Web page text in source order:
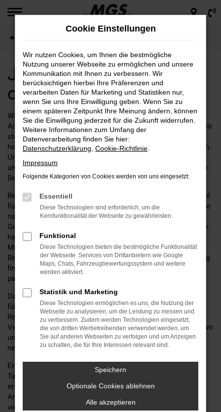
Zum
springen
Jeep Tageszulassung
online kaufen
Willkommen beiMotor Gruppe Sticht– Ihrem führenden
Autohaus für Jeep Tageszulassung! Seit vielen Jahren sind wir
stolz darauf, unseren Kunden eine umfassende Auswahl an
hochwertigen Fahrzeugen und erstklassigen Service zu bieten.
Unser Engagement für Qualität und Kundenzufriedenheit hat
uns zu einer vertrauenswürdigen Anlaufstelle für all Ihre Jeep-
Bedürfnisse gemacht.
Bei Motor Gruppe Sticht dreht sich alles um die perfekte Wahl
für Ihren nächsten Tageszulassung. Egal, ob Sie auf der Suche
nach einem eleganten Stadtflitzer, einem robusten
Geländewagen oder einem geräumigen Familienauto sind, wir
haben das passende Modell für Sie. Unsere erfahrenen
Mitarbeiter stehen Ihnen dabei jederzeit mit fachkundiger
Beratung zur Seite, um sicherzustellen, dass Sie das Fahrzeug
finden, das perfekt zu Ihren Bedürfnissen und Ihrem Budget
passt.
Darüber hinaus bieten wir eine Vielzahl zusätzlicher Services
für Jeep-Fahrer an, darunter Wartungs- und
Reparaturleistungen, Finanzierungsoptionen und
Versicherungsangebote. Bei Motor Gruppe Sticht kümmern wir
uns um alles, damit Sie sorgenfrei und voller Freude Ihren
neuen Jeep-Wagen genießen können.
Entdecken Sie noch heute unsere große Auswahl an Jeep
Tageszulassung und lassen Sie sich von unserem
erstklassigen Service überzeugen. Ihr Vertrauen ist unser
Antrieb bei Motor Gruppe Sticht – Ihr Jeep
vielen erfolgreichen Jahren.
Cookie Einstellungen
Wir nutzen Cookies, um Ihnen die bestmögliche
Nutzung unserer Webseite zu ermöglichen und unsere
Kommunikation mit Ihnen zu verbessern. Wir
berücksichtigen hierbei Ihre Präferenzen und
verarbeiten Daten für Marketing und Statistiken nur,
wenn Sie uns Ihre Einwilligung geben. Wenn Sie zu
einem späteren Zeitpunkt Ihre Meinung ändern, können
Sie die Einwilligung jederzeit für die Zukunft widerrufen.
Weitere Informationen zum Umfang der
Datenverarbeitung finden Sie hier:
Datenschutzerklärung Cookie-Richtlinie
Impressum
Folgende Kategorien von Cookies werden von uns eingesetzt:
Essentiell
Diese Technologien sind erforderlich, um die
Kernfunktionalität der Webseite zu gewährleisten.
Funktional
Diese Technologien bieten die bestmögliche Funktionalität
der Webseite. Services von Drittanbietern wie Google
Maps, Chats, Fahrzeugbewertungssystem und weitere
werden aktiviert.
Statistik und Marketing
Diese Technologien ermöglichen es uns, die Nutzung der
Webseite zu analysieren, um die Leistung zu messen und
zu verbessern. Zudem werden Technologien eingesetzt,
die von dritten Werbetreibenden verwendet werden, um
Sie auf anderen Webseiten zu verfolgen und um Anzeigen
zu schalten, die für Ihre Interessen relevant sind.
Speichern
Optionale Cookies ablehnen
Alle akzeptieren